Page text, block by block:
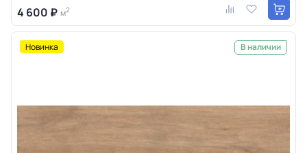
4 600 ₽ м2
Новинка В наличии